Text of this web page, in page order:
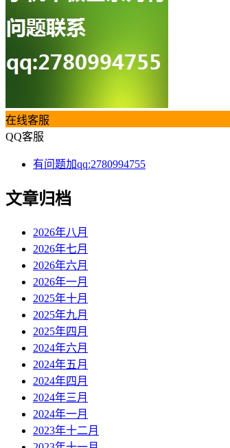
在线客服
QQ客服
有问题加qq:2780994755
文章归档
2026年八月
2026年七月
2026年六月
2026年一月
2025年十月
2025年九月
2025年四月
2024年六月
2024年五月
2024年四月
2024年三月
2024年一月
2023年十二月